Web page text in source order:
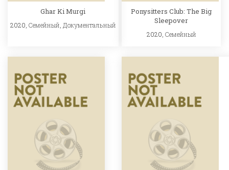
Ghar Ki Murgi
2020, Семейный Документальный
Ponysitters Club: The Big
Sleepover
2020, Семейный